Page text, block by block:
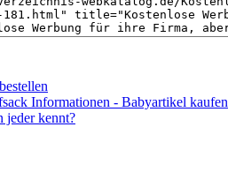
Informationen - Babyartikel kaufen
jeder kennt?